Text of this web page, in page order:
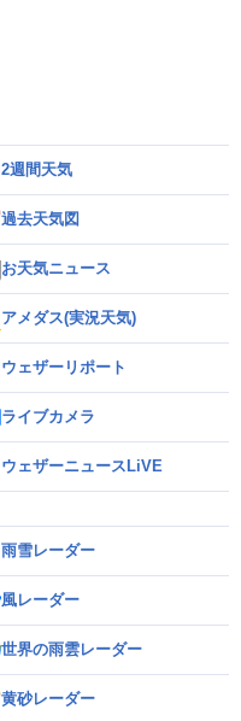
2週間天気
過去天気図
お天気ニュース
アメダス(実況天気)
ウェザーリポート
ライブカメラ
ウェザーニュースLiVE
雨雪レーダー
風レーダー
世界の雨雲レーダー
黄砂レーダー